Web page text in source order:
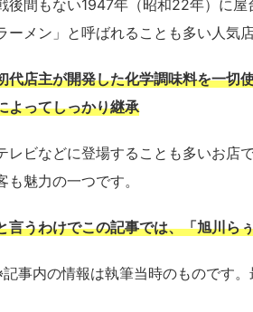
後間もない1947年（昭和22年）に
ーメン」と呼ばれることも多い人気
代店主が開発した化学調味料を一切
よってしっかり継承
レビなどに登場することも多いお店
も魅力の一つです。
言うわけでこの記事では、「旭川ら
記事内の情報は執筆当時のものです